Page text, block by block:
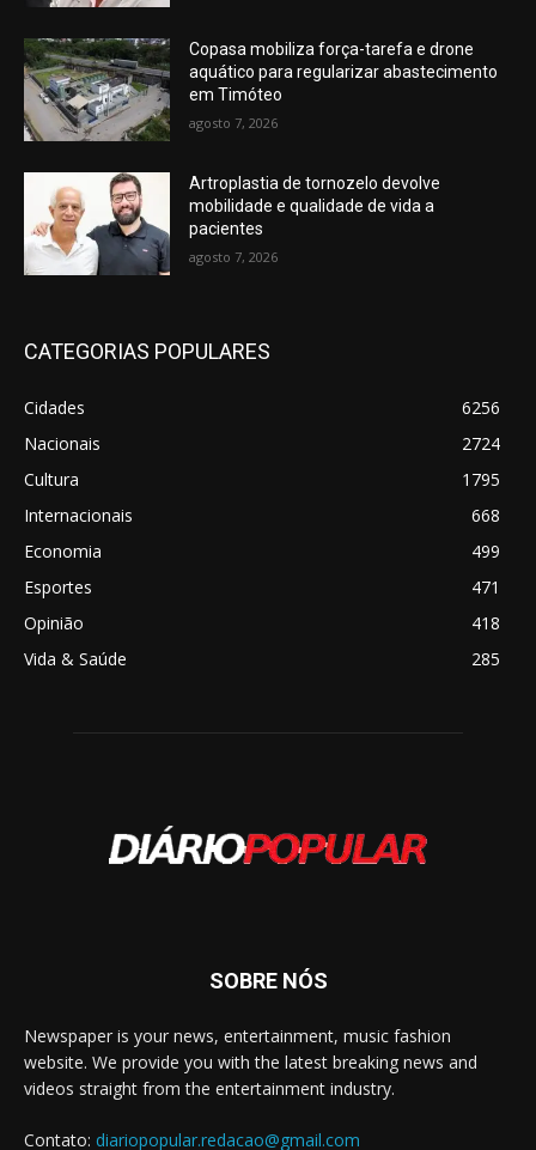
Copasa mobiliza força-tarefa e drone
aquático para regularizar abastecimento
em Timóteo
agosto 7, 2026
Artroplastia de tornozelo devolve
mobilidade e qualidade de vida a
pacientes
agosto 7, 2026
CATEGORIAS POPULARES
Cidades
6256
Nacionais
2724
Cultura
1795
Internacionais
668
Economia
499
Esportes
471
Opinião
418
Vida & Saúde
285
SOBRE NÓS
Newspaper is your news, entertainment, music fashion
website. We provide you with the latest breaking news and
videos straight from the entertainment industry.
Contato: diariopopular.redacao@gmail.com